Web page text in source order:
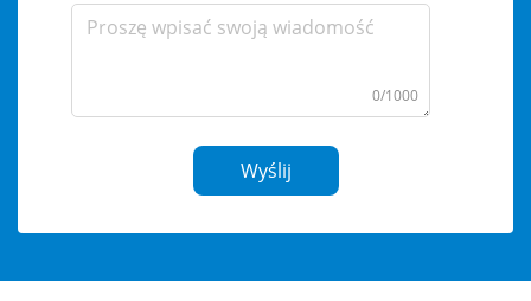
0/1000
Wyślij